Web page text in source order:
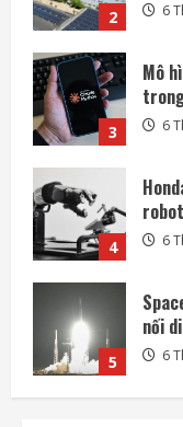
3 6
4 6
5
nối
6
1
với
6